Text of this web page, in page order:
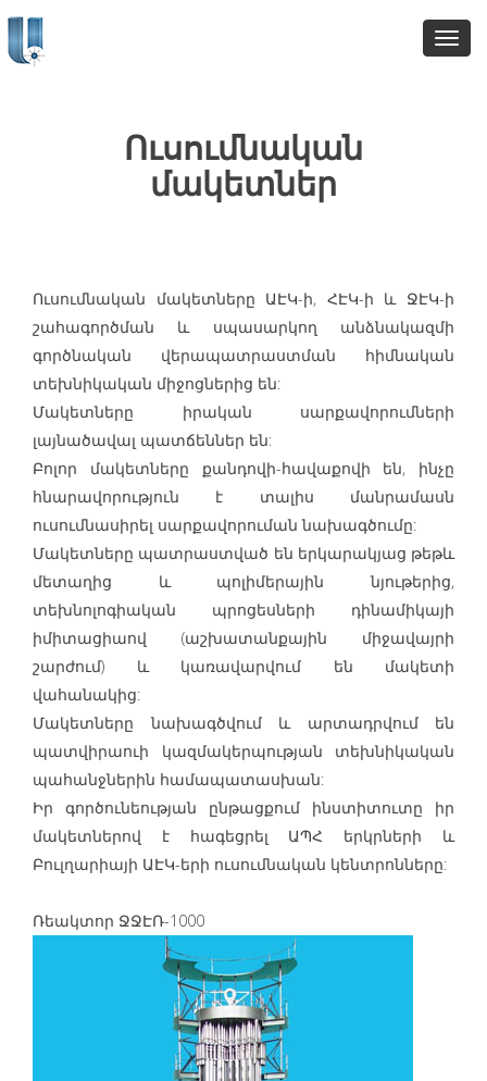
Ուսումնական
մակետներ
Ուսումնական մակետները ԱԷԿ-ի, ՀԷԿ-ի և ՋԷԿ-ի
շահագործման և սպասարկող անձնակազմի
գործնական վերապատրաստման հիմնական
տեխնիկական միջոցներից են:
Մակետները իրական սարքավորումների
լայնածավալ պատճեններ են:
Բոլոր մակետները քանդովի-հավաքովի են, ինչը
հնարավորություն է տալիս մանրամասն
ուսումնասիրել սարքավորուման նախագծումը:
Մակետները պատրաստված են երկարակյաց թեթև
մետաղից և պոլիմերային նյութերից,
տեխնոլոգիական պրոցեսների դինամիկայի
իմիտացիաով (աշխատանքային միջավայրի
շարժում) և կառավարվում են մակետի
վահանակից:
Մակետները նախագծվում և արտադրվում են
պատվիրաուի կազմակերպության տեխնիկական
պահանջներին համապատասխան:
Իր գործունեության ընթացքում ինստիտուտը իր
մակետներով է հագեցրել ԱՊՀ երկրների և
Բուլղարիայի ԱԷԿ-երի ուսումնական կենտրոնները:
Ռեակտոր ՋՋԷՌ-1000